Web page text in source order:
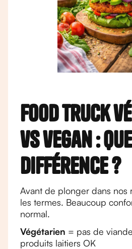
Food truck
vs vegan :
différence ?
Avant de plonger dans nos
les termes. Beaucoup
normal.
Végétarien = pas de
produits laitiers OK